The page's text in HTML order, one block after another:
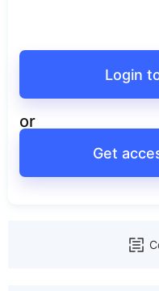
Login
or
Get